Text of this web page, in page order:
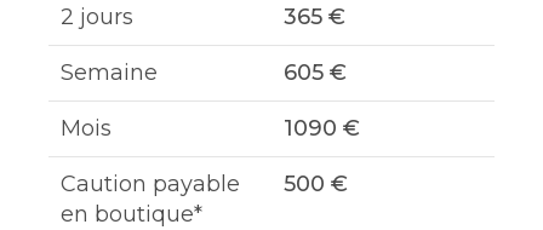
2 jours 365 €
Semaine 605 €
Mois 1090 €
Caution payable
en boutique*
500 €